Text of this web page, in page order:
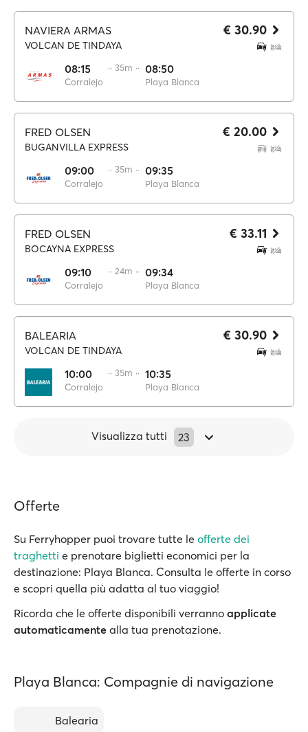
NAVIERA ARMAS
VOLCAN DE TINDAYA
08:15
Corralejo
·· 35m ·· 08:50
Playa Blanca
€ 30.90
FRED OLSEN
BUGANVILLA EXPRESS
09:00
Corralejo
·· 35m ·· 09:35
Playa Blanca
€ 20.00
FRED OLSEN
BOCAYNA EXPRESS
09:10
Corralejo
·· 24m ·· 09:34
Playa Blanca
€ 33.11
BALEARIA
VOLCAN DE TINDAYA
10:00
Corralejo
·· 35m ·· 10:35
Playa Blanca
€ 30.90
Visualizza tutti 23
Offerte
Su Ferryhopper puoi trovare tutte le offerte dei
traghetti e prenotare biglietti economici per la
destinazione: Playa Blanca. Consulta le offerte in corso
e scopri quella più adatta al tuo viaggio!
Ricorda che le offerte disponibili verranno applicate
automaticamente alla tua prenotazione.
Playa Blanca: Compagnie di navigazione
Balearia